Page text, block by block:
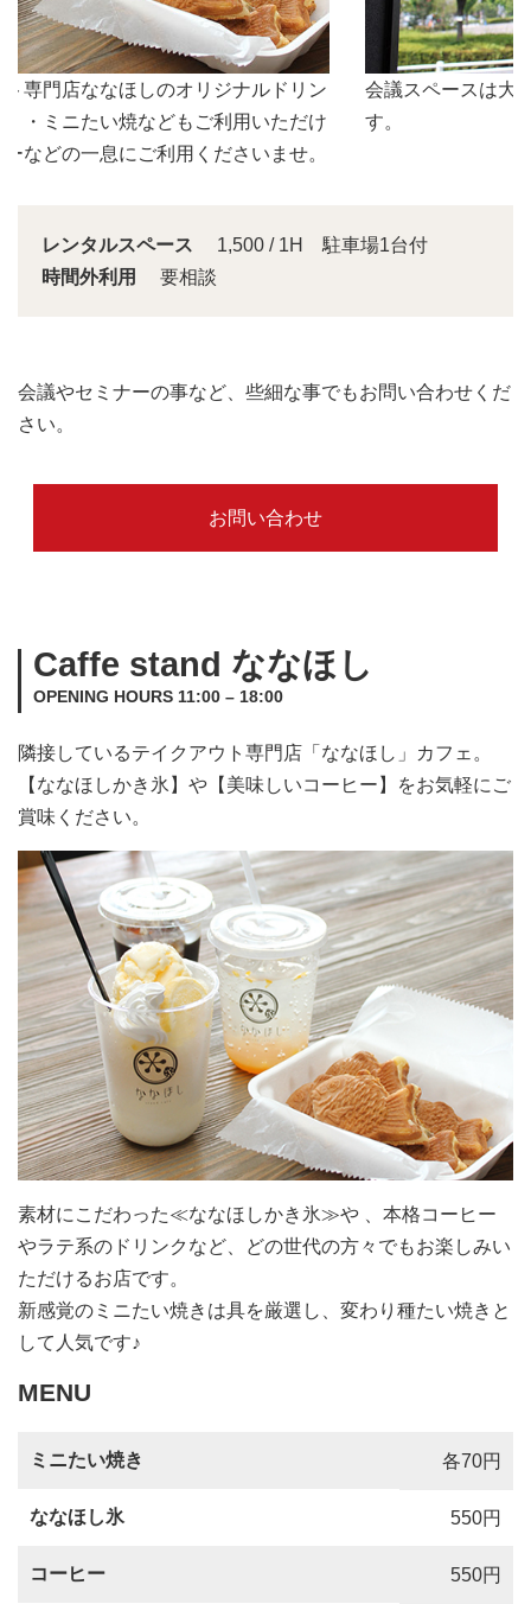
会議スペースは大きな窓から明るい日差しが入り込みま
す。
レンタルスペース
1,500 / 1H 駐車場1台付
時間外利用
要相談
会議やセミナーの事など、些細な事でもお問い合わせくだ
さい。
お問い合わせ
Caffe stand ななほし
OPENING HOURS 11:00 – 18:00
隣接しているテイクアウト専門店「ななほし」カフェ。
【ななほしかき氷】や【美味しいコーヒー】をお気軽にご
賞味ください。
素材にこだわった≪ななほしかき氷≫や 、本格コーヒー
やラテ系のドリンクなど、どの世代の方々でもお楽しみい
ただけるお店です。
新感覚のミニたい焼きは具を厳選し、変わり種たい焼きと
して人気です♪
MENU
ミニたい焼き 各70円
ななほし氷 550円
コーヒー 550円